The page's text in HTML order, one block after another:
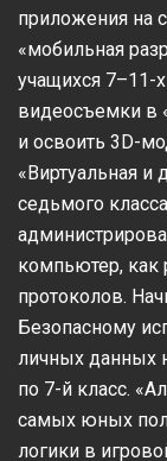
приложения на
«мобильная
учащихся 7–11-
видеосъемки в
и освоить 3D-
«Виртуальная и
седьмого
компьютер, как
протоколов.
Безопасному
личных данных
по 7-й класс.
самых юных
логики в